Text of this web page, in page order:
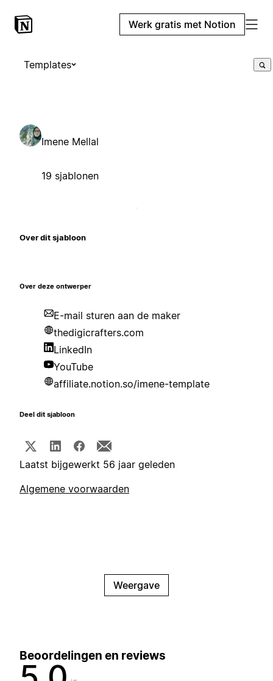
Werk gratis met Notion
Templates
Imene Mellal
19 sjablonen
Over dit sjabloon
Over deze ontwerper
E-mail sturen aan de maker
thedigicrafters.com
LinkedIn
YouTube
affiliate.notion.so/imene-template
Deel dit sjabloon
Laatst bijgewerkt 56 jaar geleden
Algemene voorwaarden
Weergave
Beoordelingen en reviews